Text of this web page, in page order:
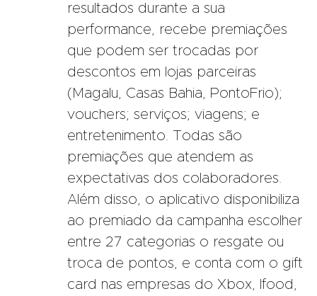
resultados durante a sua
performance, recebe premiações
que podem ser trocadas por
descontos em lojas parceiras
(Magalu, Casas Bahia, PontoFrio);
vouchers; serviços; viagens; e
entretenimento. Todas são
premiações que atendem as
expectativas dos colaboradores.
Além disso, o aplicativo disponibiliza
ao premiado da campanha escolher
entre 27 categorias o resgate ou
troca de pontos, e conta com o gift
card nas empresas do Xbox, Ifood,